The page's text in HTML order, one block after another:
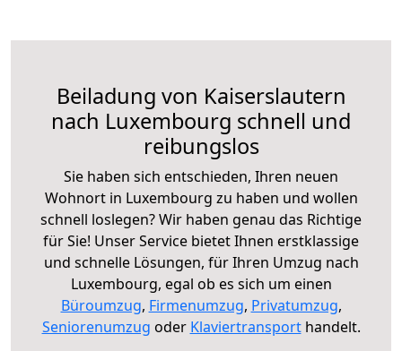
Beiladung von Kaiserslautern
nach Luxembourg schnell und
reibungslos
Sie haben sich entschieden, Ihren neuen
Wohnort in Luxembourg zu haben und wollen
schnell loslegen? Wir haben genau das Richtige
für Sie! Unser Service bietet Ihnen erstklassige
und schnelle Lösungen, für Ihren Umzug nach
Luxembourg, egal ob es sich um einen
Büroumzug, Firmenumzug, Privatumzug,
Seniorenumzug oder Klaviertransporthandelt.